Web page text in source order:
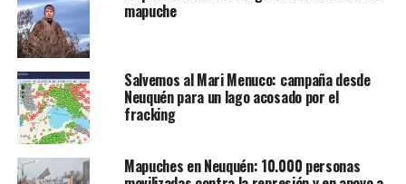
mapuche
Salvemos al Mari Menuco: campaña desde
Neuquén para un lago acosado por el
fracking
Mapuches en Neuquén: 10.000 personas